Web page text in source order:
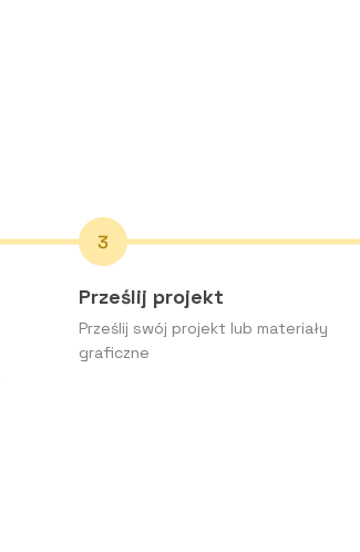
Prześlij projekt
Prześlij swój projekt lub materiały
graficzne